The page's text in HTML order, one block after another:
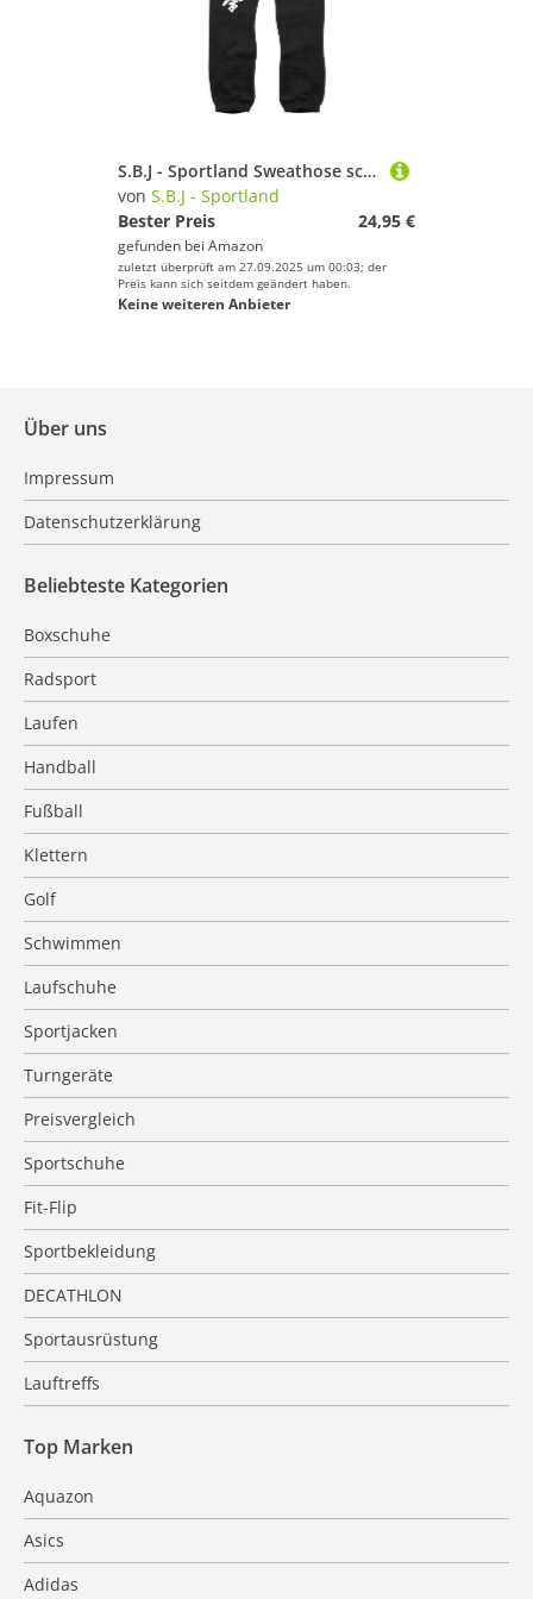
S.B.J - Sportland Sweathose schwarz mit Kyokushinkai Kanji am rechten Bein, Gr. L
von S.B.J - Sportland
Bester Preis
24,95 €
gefunden bei Amazon
zuletzt überprüft am 27.09.2025 um 00:03; der
Preis kann sich seitdem geändert haben.
Keine weiteren Anbieter
Über uns
Impressum
Datenschutzerklärung
Beliebteste Kategorien
Boxschuhe
Radsport
Laufen
Handball
Fußball
Klettern
Golf
Schwimmen
Laufschuhe
Sportjacken
Turngeräte
Preisvergleich
Sportschuhe
Fit-Flip
Sportbekleidung
DECATHLON
Sportausrüstung
Lauftreffs
Top Marken
Aquazon
Asics
Adidas